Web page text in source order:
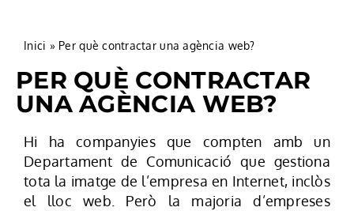
Inici » Per què contractar una agència web?
PER QUÈ CONTRACTAR
UNA AGÈNCIA WEB?
Hi ha companyies que compten amb un
Departament de Comunicació que gestiona
tota la imatge de l’empresa en Internet, inclòs
el lloc web. Però la majoria d’empreses